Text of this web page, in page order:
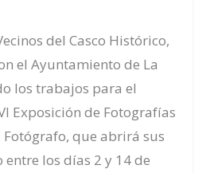
del Casco Histórico,
el Ayuntamiento de La
los trabajos para el
Exposición de Fotografías
Fotógrafo, que abrirá sus
los días 2 y 14 de